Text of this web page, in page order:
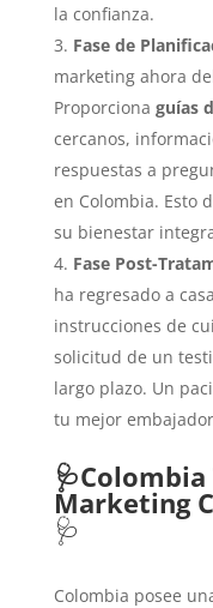
la confianza.
Fase de
marketing ahora
Proporciona guías
cercanos,
respuestas a
en Colombia. Esto
su bienestar
Fase Post-
ha regresado a
instrucciones de
solicitud de un
largo plazo. Un
tu mejor
Marketing
🩺
Colombia posee